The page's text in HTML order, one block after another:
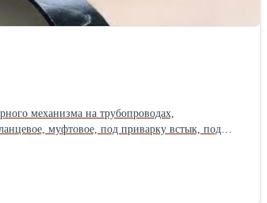
муфтовое, под приварку встык, под
сальник WCB 10 Сальник WCB 11 Болт с
38.1 250 160 125 4-ф18 180 282 12.8 65 50.8 265